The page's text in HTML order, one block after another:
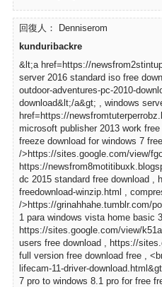
回復人： Denniserom
kunduribackre
&lt;a href=https://
server 2016 standard iso free
outdoor-adventures-pc-2010-
download&lt;/a&gt; , windows
href=https://
microsoft publisher 2013 work
freeze download for windows 7
/>https://sites.google.com/view/
https://
dc 2015 standard free download ,
freedownload-winzip.html ,
/>https://grinahhahe.tumblr.com/
1 para windows vista home basic
https://sites.google.com/view/
users free download , https://
full version free download free ,
lifecam-11-driver-
7 pro to windows 8.1 pro for free